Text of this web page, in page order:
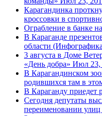
Карагандинка
кроссовки в
Ограбление в банке
В Караганде
области
3 августа в Доме
«День добра» Июл 23,
В Карагандинском
родившихся там в
В Караганду приедет
Сегодня депутаты
переименовании